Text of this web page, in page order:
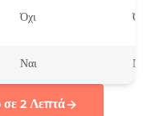
Όχι
Ναι
2 Λεπτά